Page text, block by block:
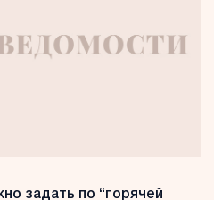
задать по “горячей